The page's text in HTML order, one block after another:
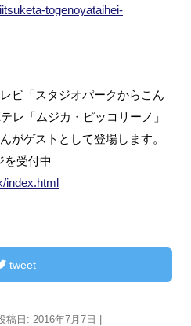
togenoyataihei-
ビ「スタジオパークからこん
レ「ムジカ・ピッコリーノ」
がゲストとして登場します。
を受付中
index.html
tweet
稿日: 2016年7月7日